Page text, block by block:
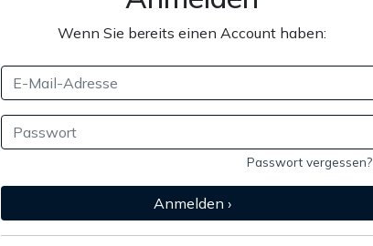
Wenn Sie bereits einen Account haben:
Passwort vergessen?
Anmelden ›